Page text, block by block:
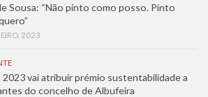
Sousa: “Não pinto como posso. Pinto
2023
vai atribuir prémio sustentabilidade a
do concelho de Albufeira